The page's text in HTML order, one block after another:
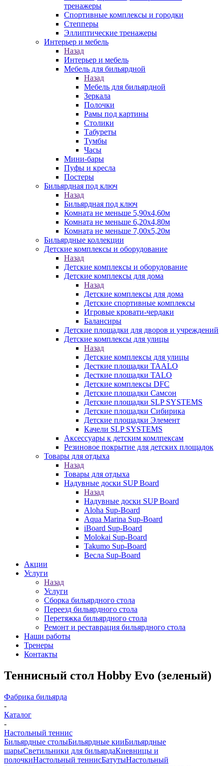
тренажеры
Спортивные комплексы и городки
Степперы
Эллиптические тренажеры
Интерьер и мебель
Назад
Интерьер и мебель
Мебель для бильярдной
Назад
Мебель для бильярдной
Зеркала
Полочки
Рамы под картины
Столики
Табуреты
Тумбы
Часы
Мини-бары
Пуфы и кресла
Постеры
Бильярдная под ключ
Назад
Бильярдная под ключ
Комната не меньше 5,90х4,60м
Комната не меньше 6,20х4,80м
Комната не меньше 7,00х5,20м
Бильярдные коллекции
Детские комплексы и оборудование
Назад
Детские комплексы и оборудование
Детские комплексы для дома
Назад
Детские комплексы для дома
Детские спортивные комплексы
Игровые кровати-чердаки
Балансиры
Детские площадки для дворов и учреждений
Детские комплексы для улицы
Назад
Детские комплексы для улицы
Десткие площадки TAALO
Десткие площадки TALO
Детские комплексы DFC
Детские площадки Самсон
Детские площадки SLP SYSTEMS
Детские площадки Сибирика
Детские площадки Элемент
Качели SLP SYSTEMS
Аксессуары к детским комлпексам
Резиновое покрытие для детских площадок
Товары для отдыха
Назад
Товары для отдыха
Надувные доски SUP Board
Назад
Надувные доски SUP Board
Aloha Sup-Board
Aqua Marina Sup-Board
iBoard Sup-Board
Molokai Sup-Board
Takumo Sup-Board
Весла Sup-Board
Акции
Услуги
Назад
Услуги
Сборка бильярдного стола
Переезд бильярдного стола
Перетяжка бильярдного стола
Ремонт и реставрация бильярдного стола
Наши работы
Тренеры
Контакты
Теннисный стол Hobby Evo (зеленый)
Фабрика бильярда
-
Каталог
-
Настольный теннис
Бильярдные столыБильярдные кииБильярдные
шарыСветильники для бильярдаКиевницы и
полочкиНастольный теннисБатутыНастольный